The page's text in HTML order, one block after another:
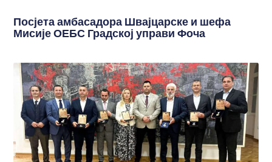
Посјета амбасадора Швајцарске и шефа
Мисије ОЕБС Градској управи Фоча